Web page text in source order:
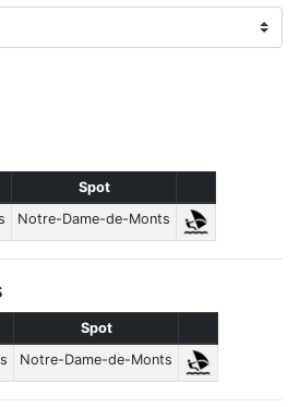
Spot
Notre-Dame-de-Monts
Spot
Notre-Dame-de-Monts